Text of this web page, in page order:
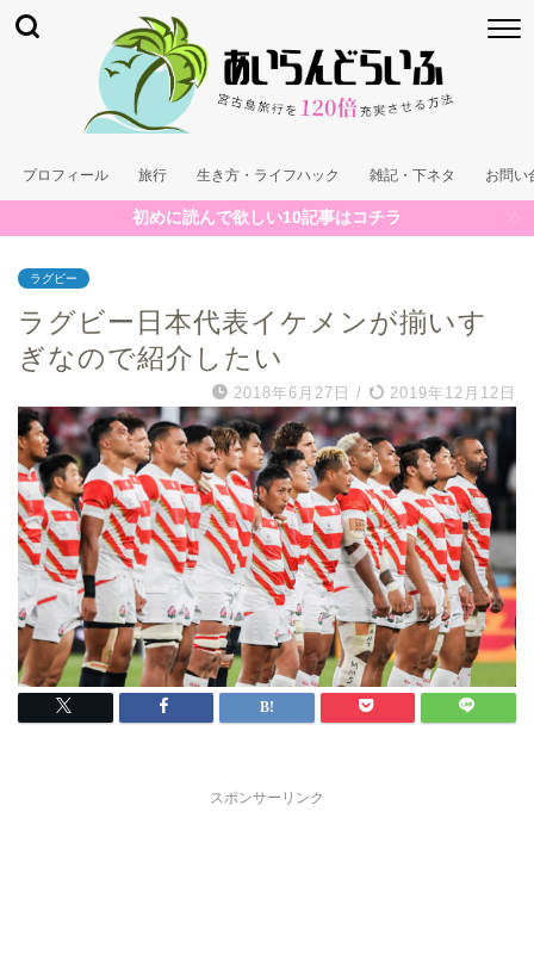
プロフィール 旅行 生き方・ライフハック 雑記・下ネタ お問い
初めに読んで欲しい10記事はコチラ
ラグビー
ラグビー日本代表イケメンが揃いす
ぎなので紹介したい
2018年6月27日 / 2019年12月12日
スポンサーリンク